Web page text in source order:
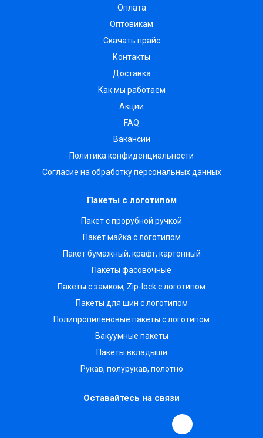
Оплата
Оптовикам
Скачать прайс
Контакты
Доставка
Как мы работаем
Акции
FAQ
Вакансии
Политика конфиденциальности
Согласие на обработку персональных данных
Пакеты с логотипом
Пакет с прорубной ручкой
Пакет майка с логотипом
Пакет бумажный, крафт, картонный
Пакеты фасовочные
Пакеты с замком, Zip-lock с логотипом
Пакеты для шин с логотипом
Полипропиленовые пакеты с логотипом
Вакуумные пакеты
Пакеты вкладыши
Рукав, полурукав, полотно
Оставайтесь на связи